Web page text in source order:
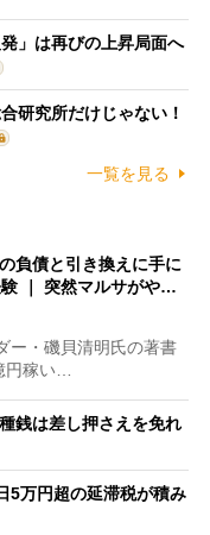
」は再びの上昇局面へ
研究所だけじゃない！
一覧を見る
負債と引き換えに手に
｜ 突然マルサがや…
ー・磯貝清明氏の著書
円稼い…
銭は差し押さえを免れ
5万円超の延滞税が積み